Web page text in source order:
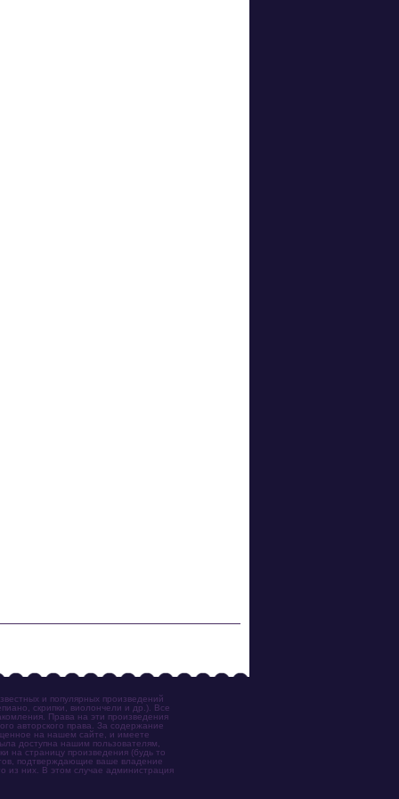
и популярных произведений
скрипки, виолончели и др.). Все
Права на эти произведения
авторского права. За содержание
на нашем сайте, и имеете
доступна нашим пользователям,
на страницу произведения (будь то
подтверждающие ваше владение
из них. В этом случае администрация